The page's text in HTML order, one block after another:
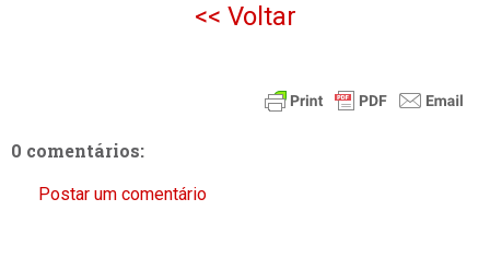
<< Voltar
0 comentários:
Postar um comentário